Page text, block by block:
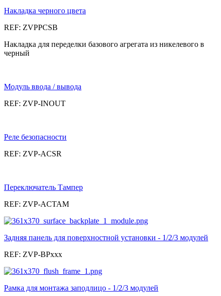
Накладка черного цвета
REF: ZVPPCSB
Накладка для переделки базового агрегата из никелевого в
черный
Модуль ввода / вывода
REF: ZVP-INOUT
Реле безопасности
REF: ZVP-ACSR
Переключатель Тампер
REF: ZVP-ACTAM
Задняя панель для поверхностной установки - 1/2/3 модулей
REF: ZVP-BPxxx
Рамка для монтажа заподлицо - 1/2/3 модулей